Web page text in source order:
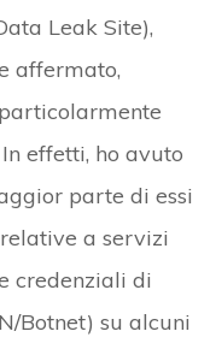
Leak Site),
affermato,
effetti, ho avuto
parte di essi
a servizi
credenziali di
Botnet) su alcuni